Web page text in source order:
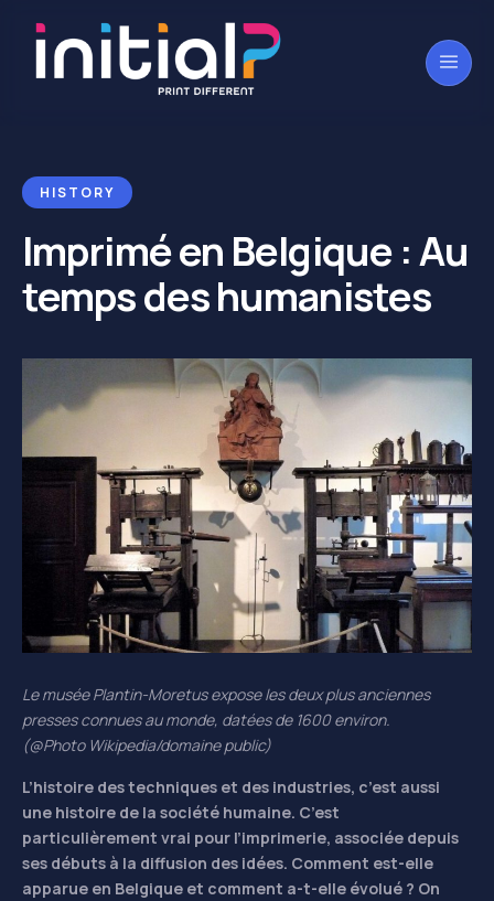
HISTORY
Imprimé en Belgique : Au
temps des humanistes
Le musée Plantin-Moretusexpose les deux plus anciennes
presses connues au monde, datées de 1600 environ.
(@Photo Wikipedia/domaine public)
L’histoire des techniques et des industries, c’est aussi
une histoire de la société humaine. C’est
particulièrement vrai pour l’imprimerie, associée depuis
ses débuts à la diffusion des idées. Comment est-elle
apparue en Belgique et comment a-t-elle évolué ? On